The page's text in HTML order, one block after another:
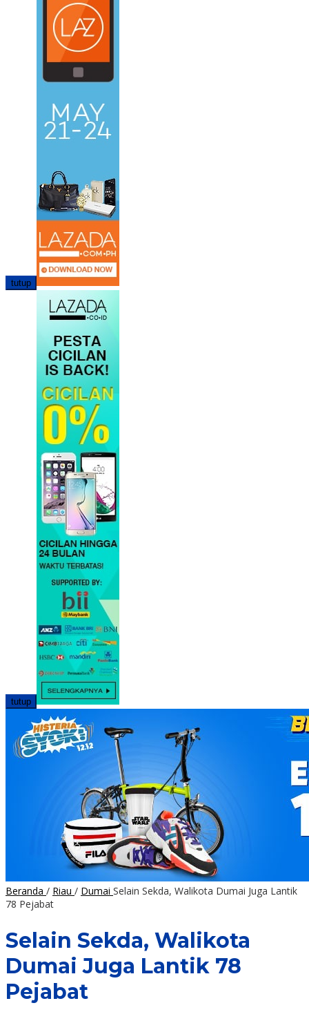
tutup
tutup
Beranda / Riau / Dumai Selain Sekda, Walikota Dumai Juga Lantik
78 Pejabat
Selain Sekda, Walikota
Dumai Juga Lantik 78
Pejabat